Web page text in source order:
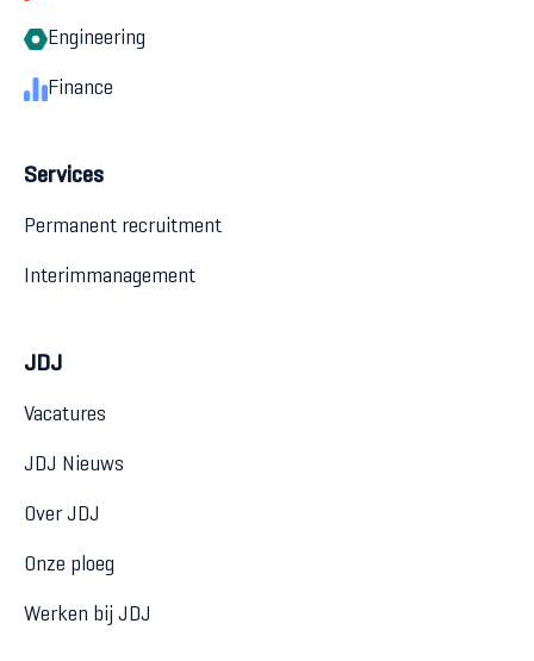
Engineering
Finance
Services
Permanent recruitment
Interimmanagement
JDJ
Vacatures
JDJ Nieuws
Over JDJ
Onze ploeg
Werken bij JDJ